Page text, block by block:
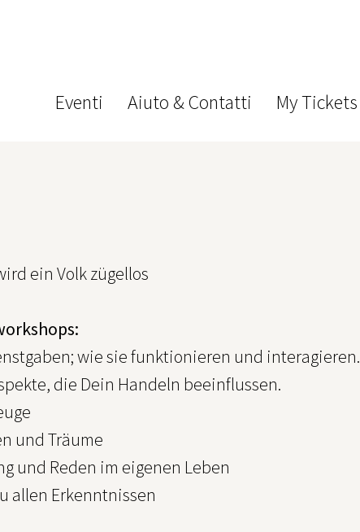
Eventi Aiuto & Contatti My Tickets
ein Volk zügellos
wie sie funktionieren und interagieren.
die Dein Handeln beeinflussen.
und Träume
und Reden im eigenen Leben
allen Erkenntnissen